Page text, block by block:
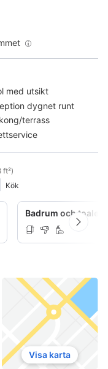
med utsikt
dygnet runt
terrass
ft²)
Kök
Badrum och
Visa karta